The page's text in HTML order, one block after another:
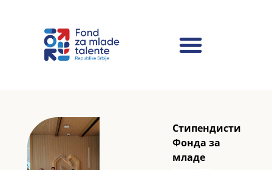
Стипендисти
Фонда за
младе